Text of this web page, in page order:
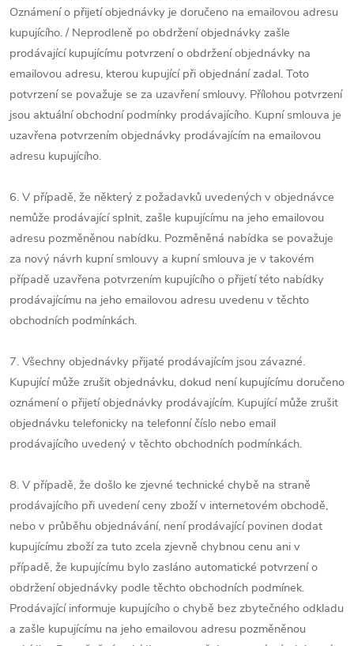
Oznámení o přijetí objednávky je doručeno na emailovou adresu
kupujícího. / Neprodleně po obdržení objednávky zašle
prodávající kupujícímu potvrzení o obdržení objednávky na
emailovou adresu, kterou kupující při objednání zadal. Toto
potvrzení se považuje se za uzavření smlouvy. Přílohou potvrzení
jsou aktuální obchodní podmínky prodávajícího. Kupní smlouva je
uzavřena potvrzením objednávky prodávajícím na emailovou
adresu kupujícího.
6. V případě, že některý z požadavků uvedených v objednávce
nemůže prodávající splnit, zašle kupujícímu na jeho emailovou
adresu pozměněnou nabídku. Pozměněná nabídka se považuje
za nový návrh kupní smlouvy a kupní smlouva je v takovém
případě uzavřena potvrzením kupujícího o přijetí této nabídky
prodávajícímu na jeho emailovou adresu uvedenu v těchto
obchodních podmínkách.
7. Všechny objednávky přijaté prodávajícím jsou závazné.
Kupující může zrušit objednávku, dokud není kupujícímu doručeno
oznámení o přijetí objednávky prodávajícím. Kupující může zrušit
objednávku telefonicky na telefonní číslo nebo email
prodávajícího uvedený v těchto obchodních podmínkách.
8. V případě, že došlo ke zjevné technické chybě na straně
prodávajícího při uvedení ceny zboží v internetovém obchodě,
nebo v průběhu objednávání, není prodávající povinen dodat
kupujícímu zboží za tuto zcela zjevně chybnou cenu ani v
případě, že kupujícímu bylo zasláno automatické potvrzení o
obdržení objednávky podle těchto obchodních podmínek.
Prodávající informuje kupujícího o chybě bez zbytečného odkladu
a zašle kupujícímu na jeho emailovou adresu pozměněnou